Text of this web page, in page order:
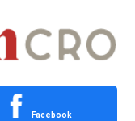
Facebook